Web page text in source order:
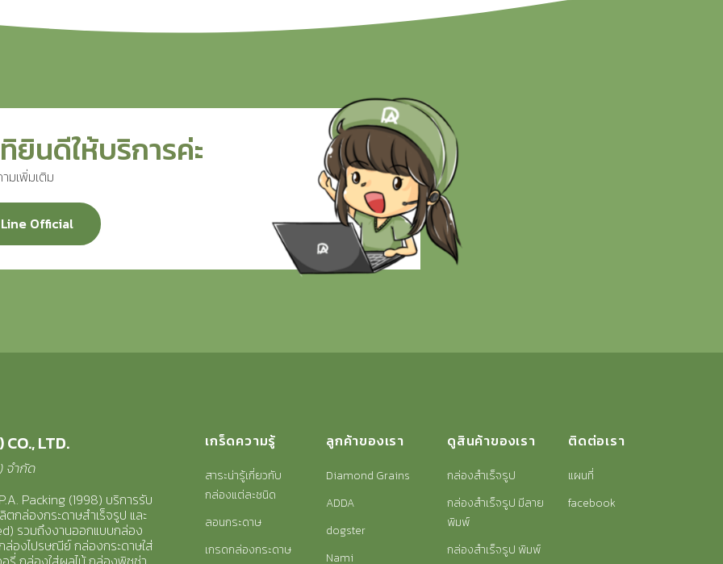
ยินดีให้บริการค่ะ
มเพิ่มเติม
Line Official
LTD.
จำกัด
Packing (1998) บริการรับ
กล่องกระดาษสำเร็จรูป และ
รวมถึงงานออกแบบกล่อง
ล่องไปรษณีย์กล่องกระดาษใส่
เกร็ดความรู้
สาระน่ารู้เกี่ยวกับ
กล่องแต่ละชนิด
ลอนกระดาษ
เกรดกล่องกระดาษ
ลูกค้าของเรา
Diamond Grains
ADDA
dogster
Nami
ดูสินค้าของเรา
กล่องสำเร็จรูป
กล่องสำเร็จรูป มีลาย
พิมพ์
กล่องสำเร็จรูป พิมพ์
ติดต่อเรา
แผนที่
facebook